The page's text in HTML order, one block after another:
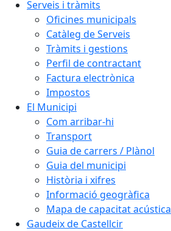
Serveis i tràmits
Oficines municipals
Catàleg de Serveis
Tràmits i gestions
Perfil de contractant
Factura electrònica
Impostos
El Municipi
Com arribar-hi
Transport
Guia de carrers / Plànol
Guia del municipi
Història i xifres
Informació geogràfica
Mapa de capacitat acústica
Gaudeix de Castellcir